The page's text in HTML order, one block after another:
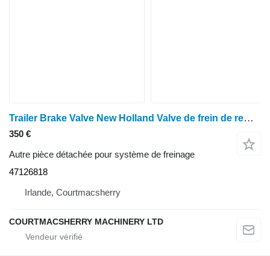
Trailer Brake Valve New Holland Valve de frein de remorque Case TM, MXM, TM120, TM130 (pièces détachées 4712681) 47126818 pour tracteur à roues New Holland
350 €
Autre pièce détachée pour système de freinage
47126818
Irlande, Courtmacsherry
COURTMACSHERRY MACHINERY LTD